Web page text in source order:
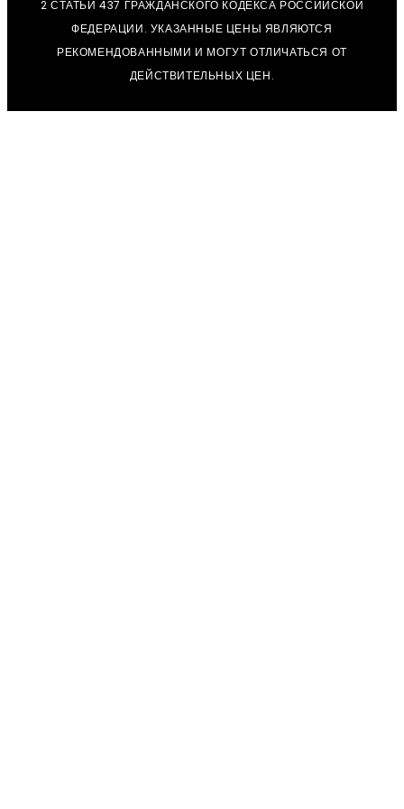
2 СТАТЬИ 437 ГРАЖДАНСКОГО КОДЕКСА РОССИЙСКОЙ
ФЕДЕРАЦИИ. УКАЗАННЫЕ ЦЕНЫ ЯВЛЯЮТСЯ
РЕКОМЕНДОВАННЫМИ И МОГУТ ОТЛИЧАТЬСЯ ОТ
ДЕЙСТВИТЕЛЬНЫХ ЦЕН.